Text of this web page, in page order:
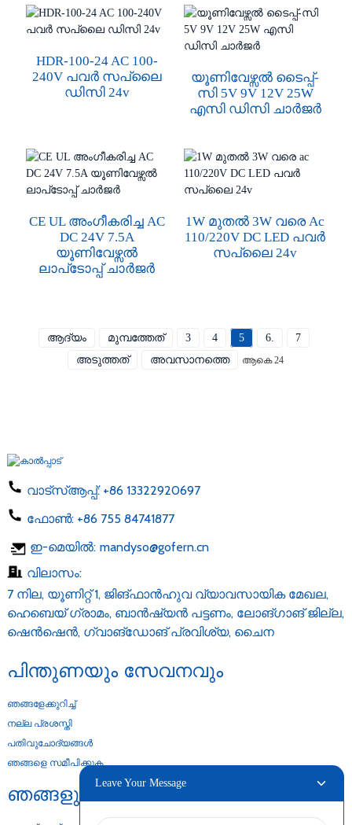
HDR-100-24 AC 100-
240V പവർ സപ്ലൈ
ഡിസി 24v
യൂണിവേഴ്സൽ ടൈപ്പ്-
സി 5V 9V 12V 25W
എസി ഡിസി ചാർജർ
CE UL അംഗീകരിച്ച AC
DC 24V 7.5A
യൂണിവേഴ്സൽ
ലാപ്‌ടോപ്പ് ചാർജർ
1W മുതൽ 3W വരെ Ac
110/220V DC LED പവർ
സപ്ലൈ 24v
ആദ്യം മുമ്പത്തേത് 3 4 5 6.
7
അടുത്തത്
അവസാനത്തെ ആകെ 24
വാട്സ്ആപ്പ്: +86 13322920697
ഫോൺ: +86 755 84741877
ഇ-മെയിൽ: mandyso@gofern.cn
വിലാസം:
7 നില, യൂണിറ്റ് 1, ജിങ്‌ഫാൻ‌ഹുവ വ്യാവസായിക മേഖല,
ഹെബെയ് ഗ്രാമം, ബാൻ‌ഷ്യൻ പട്ടണം, ലോങ്‌ഗാങ് ജില്ല,
ഷെൻ‌ഷെൻ, ഗ്വാങ്‌ഡോങ് പ്രവിശ്യ, ചൈന
പിന്തുണയും സേവനവും
ഞങ്ങളേക്കുറിച്ച്
നല്ല പ്രശസ്തി
പതിവുചോദ്യങ്ങൾ
ഞങ്ങളെ സമീപിക്കുക
ഞങ്ങളുടെ ഉല്പന്നങ്ങൾ
Leave Your Message